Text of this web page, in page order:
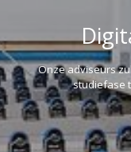
Onze adviseurs
studiefase